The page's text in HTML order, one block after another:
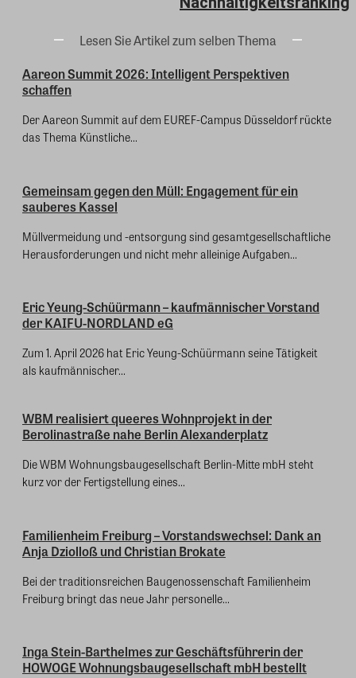
Lesen Sie Artikel zum selben Thema
Aareon Summit 2026: Intelligent Perspektiven
schaffen
Der Aareon Summit auf dem EUREF-Campus Düsseldorf rückte
das Thema Künstliche...
Gemeinsam gegen den Müll: Engagement für ein
sauberes Kassel
Müllvermeidung und -entsorgung sind gesamtgesellschaftliche
Herausforderungen und nicht mehr alleinige Aufgaben...
Eric Yeung-Schüürmann – kaufmännischer Vorstand
der KAIFU-NORDLAND eG
Zum 1. April 2026 hat Eric Yeung-Schüürmann seine Tätigkeit
als kaufmännischer...
WBM realisiert queeres Wohnprojekt in der
Berolinastraße nahe Berlin Alexanderplatz
Die WBM Wohnungsbaugesellschaft Berlin-Mitte mbH steht
kurz vor der Fertigstellung eines...
Familienheim Freiburg – Vorstandswechsel: Dank an
Anja Dziolloß und Christian Brokate
Bei der traditionsreichen Baugenossenschaft Familienheim
Freiburg bringt das neue Jahr personelle...
Inga Stein-Barthelmes zur Geschäftsführerin der
HOWOGE Wohnungsbaugesellschaft mbH bestellt